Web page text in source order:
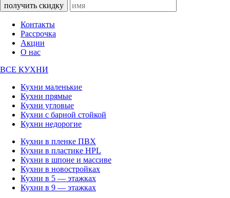
получить скидку
Контакты
Рассрочка
Акции
О нас
ВСЕ КУХНИ
Кухни маленькие
Кухни прямые
Кухни угловые
Кухни с барной стойкой
Кухни недорогие
Кухни в пленке ПВХ
Кухни в пластике HPL
Кухни в шпоне и массиве
Кухни в новостройках
Кухни в 5 — этажках
Кухни в 9 — этажках